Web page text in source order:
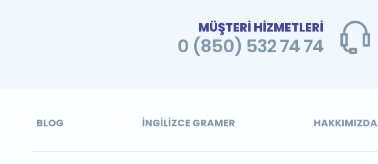
MÜŞTERİ HİZMETLERİ
0 (850) 532 74 74
BLOG İNGILIZCE GRAMER HAKKIMIZDA